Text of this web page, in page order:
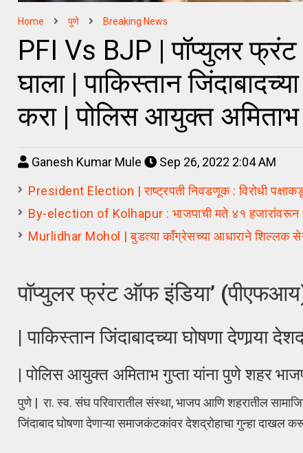
Home पुणे Breaking News
PFI Vs BJP | पॉप्युलर
घाला | पाकिस्तान
करा | पोलिस आयुक्त अमिताभ
Ganesh Kumar Mule
Sep 26, 2022 2:04 AM
President Election | राष्ट्रपती निवडणूक : विरोधी
By-election of Kolhapur : भाजपाची मते ४१ हजारांवरून ७८
Murlidhar Mohol | बुडत्या काँग्रेसच्या आधाराने शिल्लक
पॉप्युलर फ्रंट ऑफ इंडिया’
| पाकिस्तान जिंदाबादच्या घोषणा देणार्‍या
| पोलिस आयुक्त अमिताभ गुप्ता यांना पुणे शहर
पुणे | रा. स्व. संघ परिवारातील संस्था, भाजप आणि शहरातील
जिंदाबाद घोषणा देणाऱ्या समाजकंटकांवर देशद्रोहाचा गुन्हा दाखल